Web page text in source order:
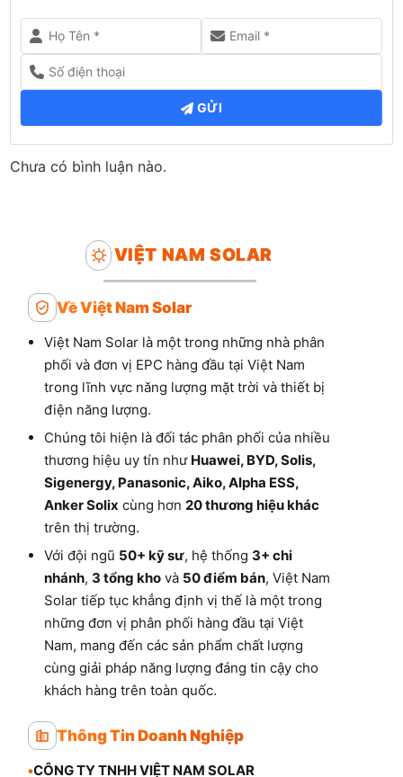
GỬI
Chưa có bình luận nào.
VIỆT NAM SOLAR
Về Việt Nam Solar
Việt Nam Solar là một trong những nhà phân
phối và đơn vị EPC hàng đầu tại Việt Nam
trong lĩnh vực năng lượng mặt trời và thiết bị
điện năng lượng.
Chúng tôi hiện là đối tác phân phối của nhiều
thương hiệu uy tín như Huawei, BYD, Solis,
Sigenergy, Panasonic, Aiko, Alpha ESS,
Anker Solix cùng hơn 20 thương hiệu khác
trên thị trường.
Với đội ngũ 50+ kỹ sư, hệ thống 3+ chi
nhánh, 3 tổng kho và 50 điểm bán, Việt Nam
Solar tiếp tục khẳng định vị thế là một trong
những đơn vị phân phối hàng đầu tại Việt
Nam, mang đến các sản phẩm chất lượng
cùng giải pháp năng lượng đáng tin cậy cho
khách hàng trên toàn quốc.
Thông Tin Doanh Nghiệp
•CÔNG TY TNHH VIỆT NAM SOLAR